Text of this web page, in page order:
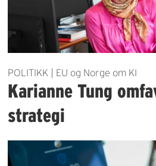
POLITIKK | EU og Norge om KI
Karianne Tung
strategi